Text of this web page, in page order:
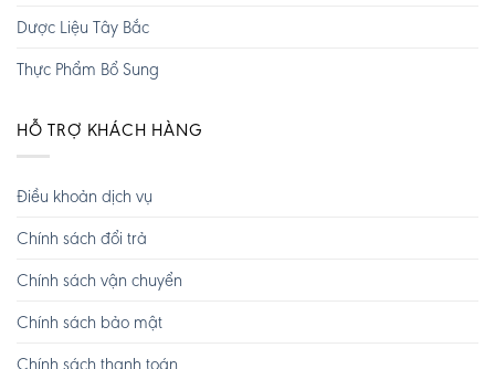
Dược Liệu Tây Bắc
Thực Phẩm Bổ Sung
HỖ TRỢ KHÁCH HÀNG
Điều khoản dịch vụ
Chính sách đổi trả
Chính sách vận chuyển
Chính sách bảo mật
Chính sách thanh toán